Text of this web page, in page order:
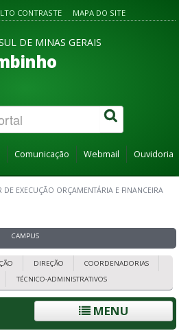
CONTRASTE MAPA DO SITE
DE MINAS GERAIS
Comunicação Webmail Ouvidoria
DE EXECUÇÃO ORÇAMENTÁRIA E FINANCEIRA
CAMPUS
DIREÇÃO
COORDENADORIAS
TÉCNICO-ADMINISTRATIVOS
MENU